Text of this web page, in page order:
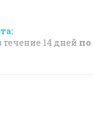
течение 14 дней по